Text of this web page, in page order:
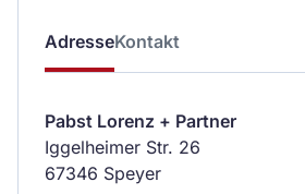
AdresseKontakt
Pabst Lorenz + Partner
Iggelheimer Str. 26
67346 Speyer